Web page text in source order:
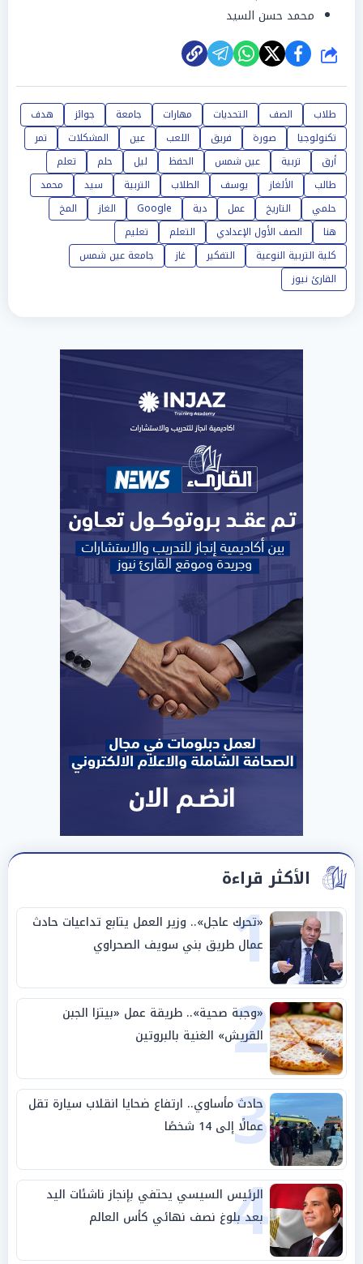
محمد حسن السيد
شارك
طلاب الصف التحديات مهارات جامعة جوائز
هدف
تكنولوجيا
صورة فريق اللعب عين المشكلات
تمر
أرق
تربية عين شمس الحفظ ليل حلم
تعلم
طالب
الألغاز يوسف الطلاب التربية سيد
محمد
حلمي
التاريخ عمل دية Google الغاز
المخ
هنا
الصف الأول الإعدادي التعلم
تعليم
كلية التربية النوعية
التفكير غاز
جامعة عين شمس
القارئ نيوز
الأكثر قراءة
1
«تحرك عاجل».. وزير العمل يتابع تداعيات حادث
عمال طريق بني سويف الصحراوي
2
«وجبة صحية».. طريقة عمل «بيتزا الجبن
القريش» الغنية بالبروتين
3
حادث مأساوي.. ارتفاع ضحايا انقلاب سيارة تقل
عمالًا إلى 14 شخصًا
4
الرئيس السيسي يحتفي بإنجاز ناشئات اليد
بعد بلوغ نصف نهائي كأس العالم